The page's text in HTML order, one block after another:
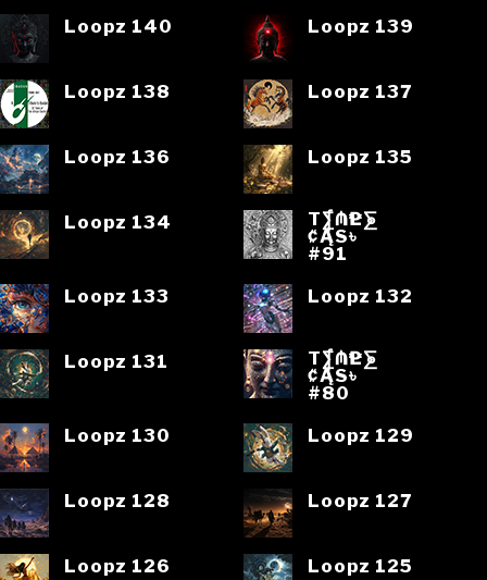
Loopz 140 Loopz 139
Loopz 138 Loopz 137
Loopz 136 Loopz 135
Loopz 134
T⨋₼₱L⨊
₡ĄS৳
#91
Loopz 133
Loopz 132
Loopz 131
T⨋₼₱L⨊
₡ĄS৳
#80
Loopz 130
Loopz 129
Loopz 128 Loopz 127
Loopz 126 Loopz 125